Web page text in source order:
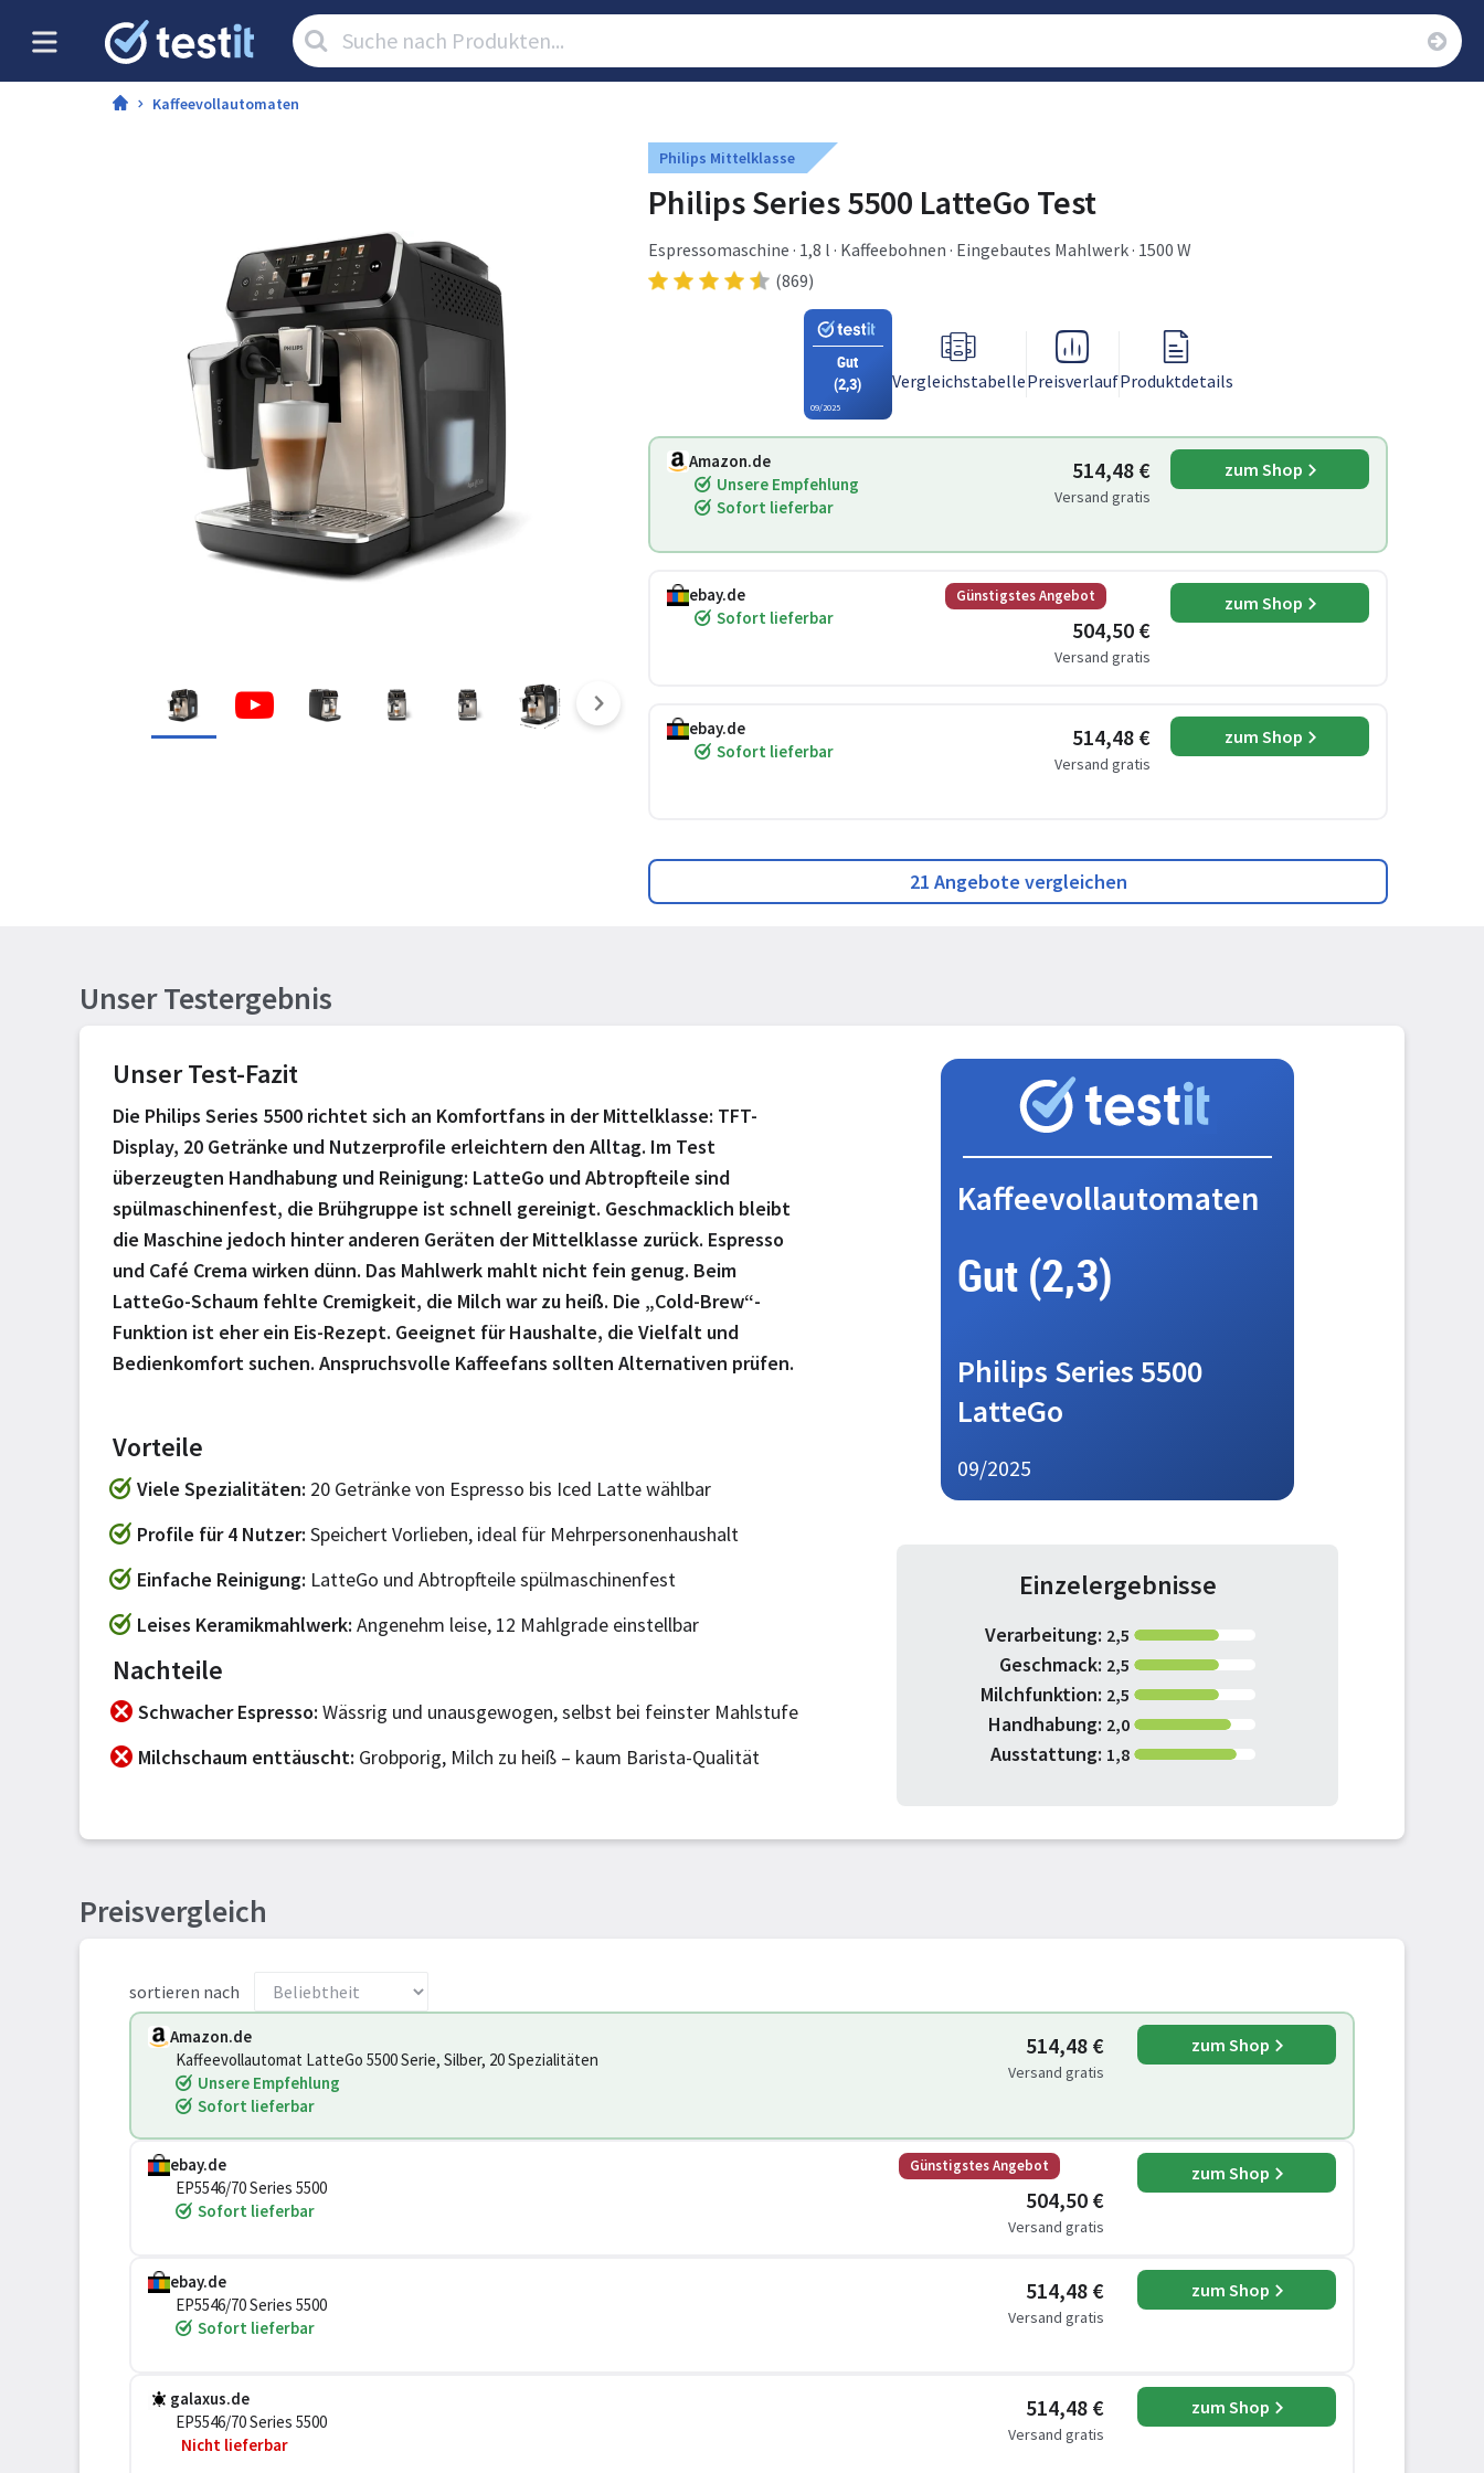
Artikel
suchen:
Kaffeevollautomaten
Philips Mittelklasse
Philips Series 5500 LatteGo Test
Espressomaschine · 1,8 l · Kaffeebohnen · Eingebautes Mahlwerk · 1500 W
(869)
Gut
(2,3)
09/2025
VergleichstabellePreisverlaufProduktdetails
Amazon.de
Unsere Empfehlung
Sofort lieferbar
514,48 €
Versand gratis
zum Shop
ebay.de
Sofort lieferbar
Günstigstes Angebot
504,50 €
Versand gratis
zum Shop
ebay.de
Sofort lieferbar
514,48 €
Versand gratis
zum Shop
21 Angebote vergleichen
Unser Testergebnis
Kaffeevollautomaten
Gut (2,3)
Philips Series 5500
LatteGo
09/2025
Einzelergebnisse
Verarbeitung: 2,5
Geschmack: 2,5
Milchfunktion: 2,5
Handhabung: 2,0
Ausstattung: 1,8
Unser Test-Fazit
Die Philips Series 5500 richtet sich an Komfortfans in der Mittelklasse: TFT-
Display, 20 Getränke und Nutzerprofile erleichtern den Alltag. Im Test
überzeugten Handhabung und Reinigung: LatteGo und Abtropfteile sind
spülmaschinenfest, die Brühgruppe ist schnell gereinigt. Geschmacklich bleibt
die Maschine jedoch hinter anderen Geräten der Mittelklasse zurück. Espresso
und Café Crema wirken dünn. Das Mahlwerk mahlt nicht fein genug. Beim
LatteGo-Schaum fehlte Cremigkeit, die Milch war zu heiß. Die „Cold-Brew“-
Funktion ist eher ein Eis-Rezept. Geeignet für Haushalte, die Vielfalt und
Bedienkomfort suchen. Anspruchsvolle Kaffeefans sollten Alternativen prüfen.
Vorteile
Viele Spezialitäten 20 Getränke von Espresso bis Iced Latte wählbar
Profile für 4 Nutzer Speichert Vorlieben, ideal für Mehrpersonenhaushalt
Einfache Reinigung LatteGo und Abtropfteile spülmaschinenfest
Leises Keramikmahlwerk Angenehm leise, 12 Mahlgrade einstellbar
Nachteile
Schwacher Espresso Wässrig und unausgewogen, selbst bei feinster Mahlstufe
Milchschaum enttäuscht Grobporig, Milch zu heiß – kaum Barista-Qualität
Preisvergleich
sortieren nach
Amazon.de
Kaffeevollautomat LatteGo 5500 Serie, Silber, 20 Spezialitäten
Unsere Empfehlung
Sofort lieferbar
514,48 €
Versand gratis
zum Shop
ebay.de
EP5546/70 Series 5500
Sofort lieferbar
Günstigstes Angebot
504,50 €
Versand gratis
zum Shop
ebay.de
EP5546/70 Series 5500
Sofort lieferbar
514,48 €
Versand gratis
zum Shop
galaxus.de
EP5546/70 Series 5500
Nicht lieferbar
514,48 €
Versand gratis
zum Shop